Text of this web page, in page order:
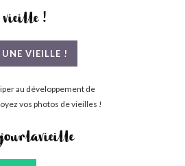
vieille !
UNE VIEILLE !
au développement de
vos photos de vieilles !